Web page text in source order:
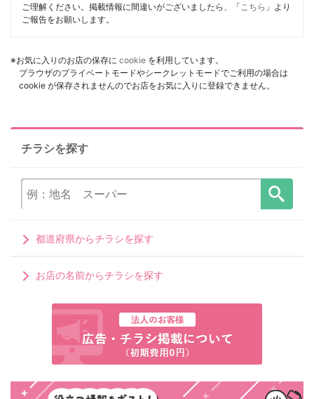
ご理解ください。掲載情報に間違いがございましたら、「 こちら 」より
ご報告をお願いします。
※お気に入りのお店の保存に cookie を利用しています。
ブラウザのプライベートモードやシークレットモードでご利用の場合は
cookie が保存されませんのでお店をお気に入りに登録できません。
チラシを探す
都道府県からチラシを探す
お店の名前からチラシを探す